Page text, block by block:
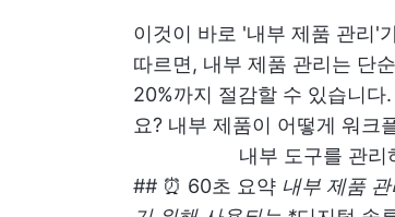
이것이 바로 '내부 제품 관리'
따르면, 내부 제품 관리는 단
20%까지 절감할 수 있습니
요? 내부 제품이 어떻게 워크
내부 도구를 관
## ⏰ 60초 요약 내부 제품